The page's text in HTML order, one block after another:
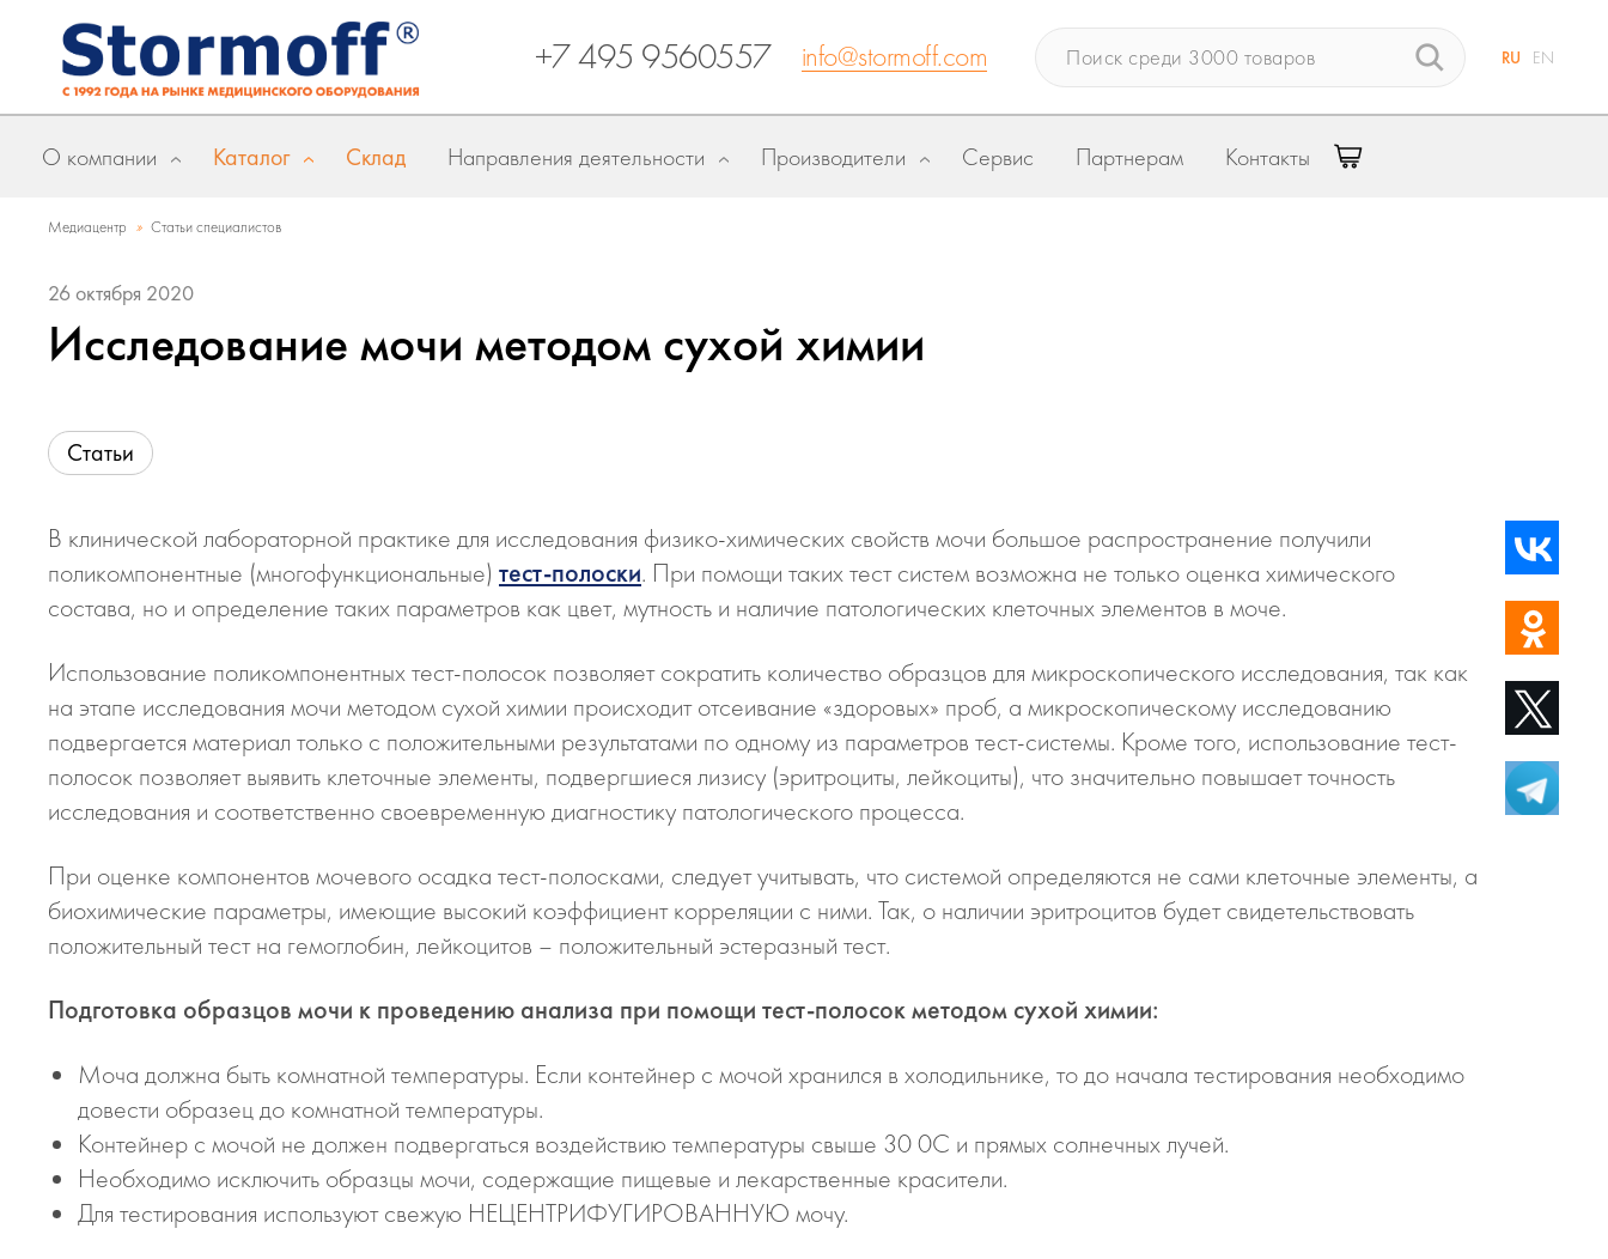
+7 495 9560557 info@stormoff.com RU EN
О компании Каталог Склад Направления деятельности Производители Сервис Партнерам Контакты
Медиацентр » Статьи специалистов
26 октября 2020
Исследование мочи методом сухой химии
Статьи
В клинической лабораторной практике для исследования физико-химических свойств мочи большое распространение получили
поликомпонентные (многофункциональные) тест-полоски. При помощи таких тест систем возможна не только оценка химического
состава, но и определение таких параметров как цвет, мутность и наличие патологических клеточных элементов в моче.
Использование поликомпонентных тест-полосок позволяет сократить количество образцов для микроскопического исследования, так как
на этапе исследования мочи методом сухой химии происходит отсеивание «здоровых» проб, а микроскопическому исследованию
подвергается материал только с положительными результатами по одному из параметров тест-системы. Кроме того, использование тест-
полосок позволяет выявить клеточные элементы, подвергшиеся лизису (эритроциты, лейкоциты), что значительно повышает точность
исследования и соответственно своевременную диагностику патологического процесса.
При оценке компонентов мочевого осадка тест-полосками, следует учитывать, что системой определяются не сами клеточные элементы, а
биохимические параметры, имеющие высокий коэффициент корреляции с ними. Так, о наличии эритроцитов будет свидетельствовать
положительный тест на гемоглобин, лейкоцитов – положительный эстеразный тест.
Подготовка образцов мочи к проведению анализа при помощи тест-полосок методом сухой химии:
Моча должна быть комнатной температуры. Если контейнер с мочой хранился в холодильнике, то до начала тестирования необходимо
довести образец до комнатной температуры.
Контейнер с мочой не должен подвергаться воздействию температуры свыше 30 0С и прямых солнечных лучей.
Необходимо исключить образцы мочи, содержащие пищевые и лекарственные красители.
Для тестирования используют свежую НЕЦЕНТРИФУГИРОВАННУЮ мочу.